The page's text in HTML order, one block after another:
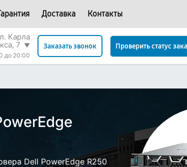
Доставка Контакты
Карла
7 ▼
до 20:00
Заказать звонок Проверить статус
Dell PowerEdge R250